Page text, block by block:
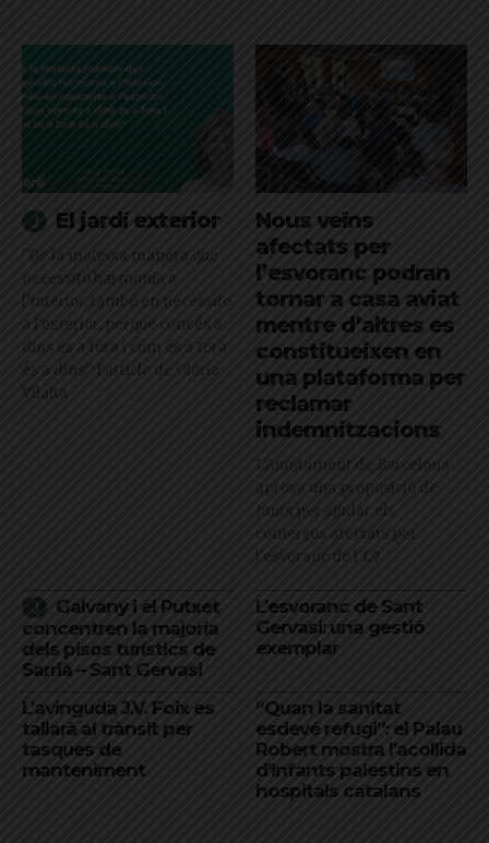
El jardí exterior
"De la mateixa manera que
necessito harmonia a
l’interior, també en necessito
a l’exterior, perquè com és a
dins és a fora i com és a fora
és a dins": l'article de Glòria
Vilalta
Nous veïns
afectats per
l’esvoranc podran
tornar a casa aviat
mentre d’altres es
constitueixen en
una plataforma per
reclamar
indemnitzacions
L’Ajuntament de Barcelona
aprova una proposició de
Junts per ajudar els
comerços afectats per
l'esvoranc de l'L9
Galvany i el Putxet
concentren la majoria
dels pisos turístics de
Sarrià – Sant Gervasi
L’esvoranc de Sant
Gervasi: una gestió
exemplar
L’avinguda J.V. Foix es
tallarà al trànsit per
tasques de
manteniment
“Quan la sanitat
esdevé refugi”: el Palau
Robert mostra l’acollida
d’infants palestins en
hospitals catalans